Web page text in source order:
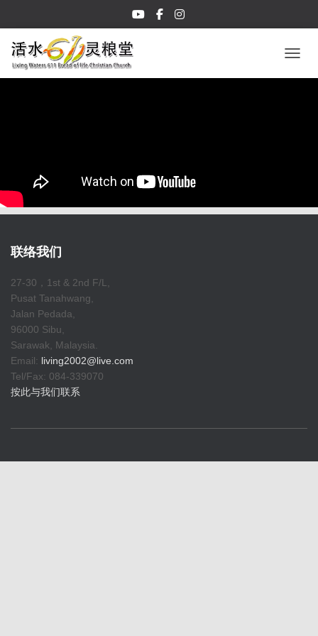
联络我们
27-30，1st & 2nd F/L,
Pusat Tanahwang,
Jalan Pedada,
96000 Sibu,
Sarawak, Malaysia.
Email: living2002@live.com
Tel/Fax: 084-339070
按此与我们联系